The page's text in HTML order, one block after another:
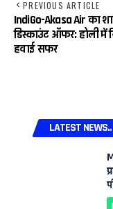
PREVIOUS ARTICLE
IndiGo-Akasa Air का
डिस्काउंट ऑफर: होली में
हवाई सफर
LATEST NEWS..